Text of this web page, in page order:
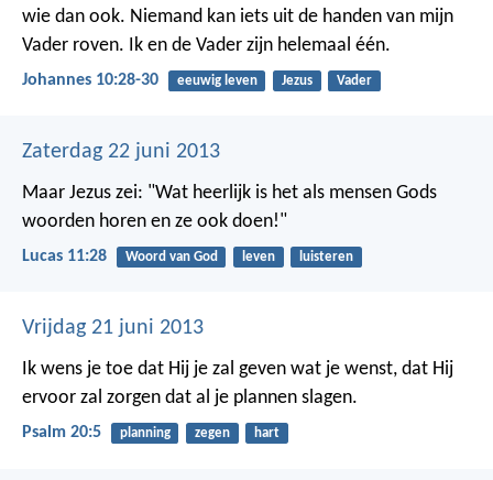
wie dan ook. Niemand kan iets uit de handen van mijn
Vader roven. Ik en de Vader zijn helemaal één.
Johannes 10:28-30 eeuwig leven Jezus Vader
Zaterdag 22 juni 2013
Maar Jezus zei: "Wat heerlijk is het als mensen Gods
woorden horen en ze ook doen!"
Lucas 11:28 Woord van God leven luisteren
Vrijdag 21 juni 2013
Ik wens je toe dat Hij je zal geven wat je wenst, dat Hij
ervoor zal zorgen dat al je plannen slagen.
Psalm 20:5 planning zegen hart